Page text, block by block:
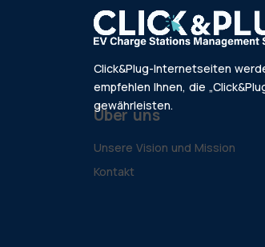
Über uns
Unsere Vision und Mission
Kontakt
Click&Plug-Internetseiten
empfehlen Ihnen, die
gewährleisten.